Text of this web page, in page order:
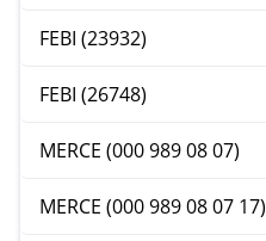
FEBI (23932)
FEBI (26748)
MERCE (000 989 08 07)
MERCE (000 989 08 07 17)